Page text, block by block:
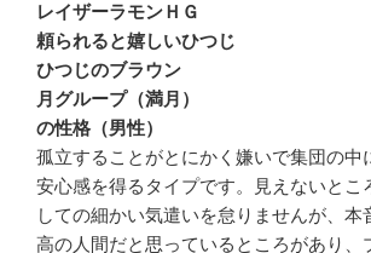
レイザーラモンＨＧ
頼られると嬉しいひつじ
ひつじのブラウン
月グループ（満月）
の性格（男性）
孤立することがとにかく嫌いで集団の中
安心感を得るタイプです。見えないとこ
しての細かい気遣いを怠りませんが、本
高の人間だと思っているところがあり、